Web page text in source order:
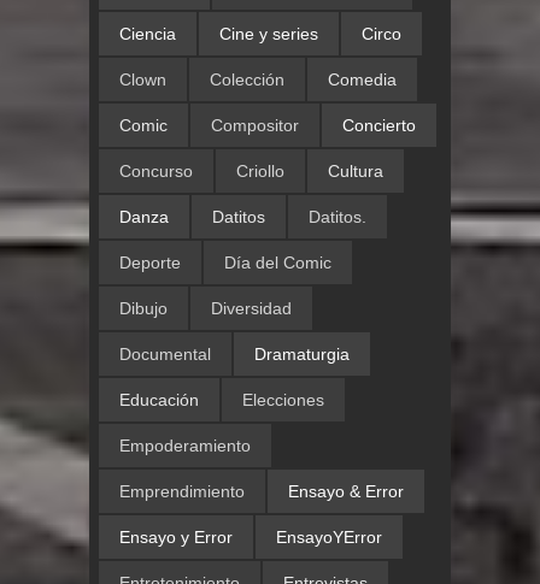
Ciencia Cine y series Circo
Clown Colección Comedia
Comic Compositor Concierto
Concurso Criollo Cultura
Danza Datitos Datitos.
Deporte Día del Comic
Dibujo Diversidad
Documental Dramaturgia
Educación Elecciones
Empoderamiento
Emprendimiento Ensayo & Error
Ensayo y Error EnsayoYError